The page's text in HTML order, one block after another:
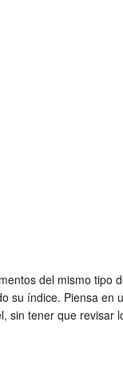
del mismo tipo
su índice. Piensa
sin tener que revisar